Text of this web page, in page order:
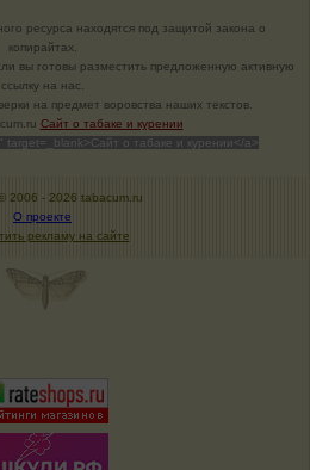
ресурса находятся под защитой закона о
копирайтах.
вы готовы разместить предложенную активную
ссылку на нас.
на предмет воровства наших текстов.
Сайт о табаке и курении
target=_blank>Сайт о табаке и курении</a>
2006 - 2026 tabacum.ru
О проекте
рекламу на сайте